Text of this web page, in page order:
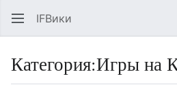
IFВики
Категория:Игры на